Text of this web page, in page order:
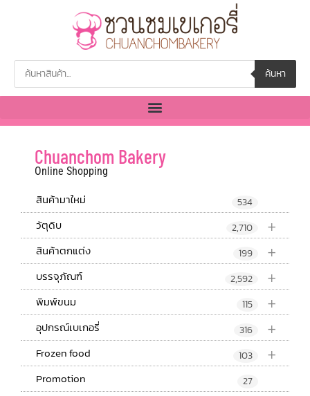
ค้นหา
Chuanchom Bakery
Online Shopping
สินค้ามาใหม่ 534
+
วัตุดิบ 2,710
+
สินค้าตกแต่ง 199
+
บรรจุภัณฑ์ 2,592
+
พิมพ์ขนม 115
+
อุปกรณ์เบเกอรี่ 316
+
Frozen food 103
Promotion 27